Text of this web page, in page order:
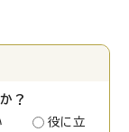
？
役に立